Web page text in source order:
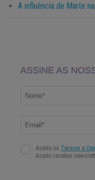
A influência de Marte